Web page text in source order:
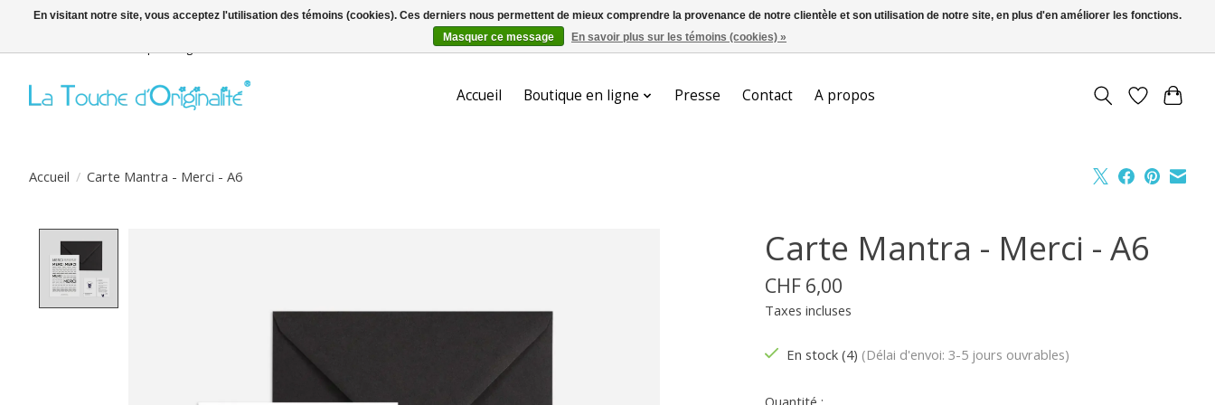
Accueil Boutique en ligne Presse Contact A propos
Accueil / Carte Mantra - Merci - A6
Carte Mantra - Merci - A6
CHF 6,00
Taxes incluses
En stock (4) (Délai d'envoi: 3-5 jours ouvrables)
Quantité :
En visitant notre site, vous acceptez l'utilisation des témoins (cookies). Ces derniers nous permettent de mieux comprendre la provenance de notre clientèle et son utilisation de notre site, en plus d'en améliorer les fonctions.
Masquer ce message
En savoir plus sur les témoins (cookies) »